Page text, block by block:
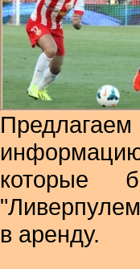
которые
в аренду.